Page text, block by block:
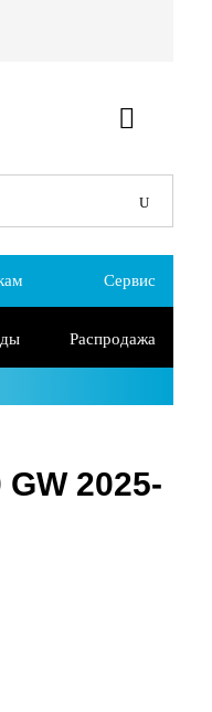
Сервис
Распродажа
2025-